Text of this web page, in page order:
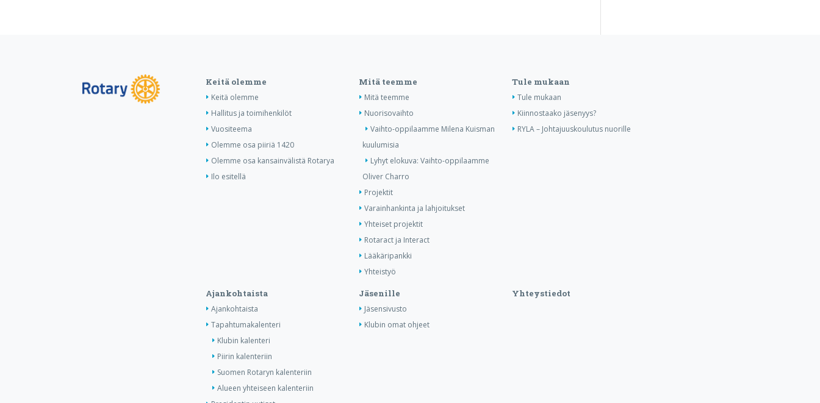
Keitä olemme
Keitä olemme
Hallitus ja toimihenkilöt
Vuositeema
Olemme osa piiriä 1420
Olemme osa kansainvälistä Rotarya
Ilo esitellä
Mitä teemme
Mitä teemme
Nuorisovaihto
Vaihto-oppilaamme Milena Kuisman
kuulumisia
Lyhyt elokuva: Vaihto-oppilaamme
Oliver Charro
Projektit
Varainhankinta ja lahjoitukset
Yhteiset projektit
Rotaract ja Interact
Lääkäripankki
Yhteistyö
Tule mukaan
Tule mukaan
Kiinnostaako jäsenyys?
RYLA – Johtajuuskoulutus nuorille
Ajankohtaista
Ajankohtaista
Tapahtumakalenteri
Klubin kalenteri
Piirin kalenteriin
Suomen Rotaryn kalenteriin
Alueen yhteiseen kalenteriin
Jäsenille
Jäsensivusto
Klubin omat ohjeet
Yhteystiedot